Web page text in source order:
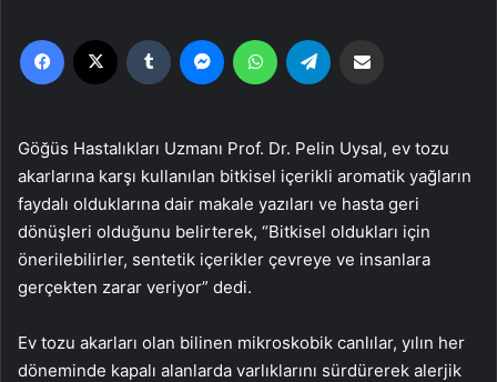
Facebook Tumblr MessengerWhatsApp
Göğüs Hastalıkları Uzmanı Prof. Dr. Pelin Uysal, ev tozu
akarlarına karşı kullanılan bitkisel içerikli aromatik yağların
faydalı olduklarına dair makale yazıları ve hasta geri
dönüşleri olduğunu belirterek, “Bitkisel oldukları için
önerilebilirler, sentetik içerikler çevreye ve insanlara
gerçekten zarar veriyor” dedi.
Ev tozu akarları olan bilinen mikroskobik canlılar, yılın her
döneminde kapalı alanlarda varlıklarını sürdürerek alerjik